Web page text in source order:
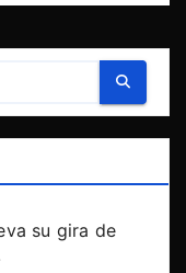
su gira de